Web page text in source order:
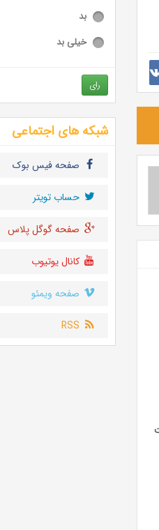
بد
خیلی بد
رای
شبکه های اجتماعی
صفحه فیس بوک
حساب تويتر
صفحه گوگل پلاس
کانال یوتیوب
صفحه ویمئو